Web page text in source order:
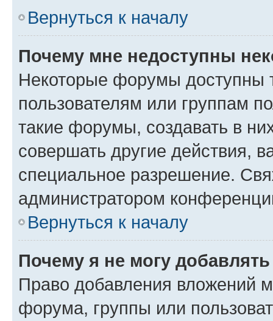
Вернуться к началу
Почему мне недоступны
Некоторые форумы доступны
пользователям или группам
такие форумы, создавать в
совершать другие действия,
специальное разрешение.
администратором
Вернуться к началу
Почему я не могу
Право добавления вложений
форума, группы или